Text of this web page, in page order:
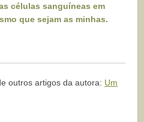
células sanguíneas em
que sejam as minhas.
outros artigos da autora: Um